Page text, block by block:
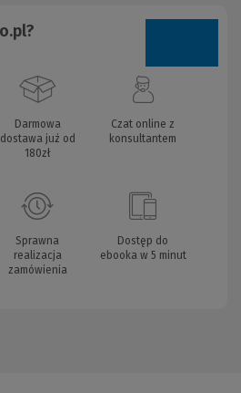
Darmowa
dostawa już od
180zł
Czat online z
konsultantem
Sprawna
realizacja
zamówienia
Dostęp do
ebooka w 5 minut